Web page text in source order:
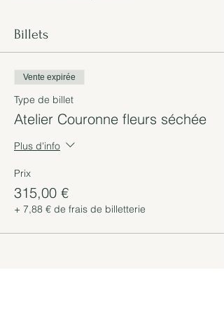
Billets
Vente expirée
Type de billet
Atelier Couronne fleurs séchée
Plus d'info
Prix
315,00 €
+ 7,88 € de frais de billetterie